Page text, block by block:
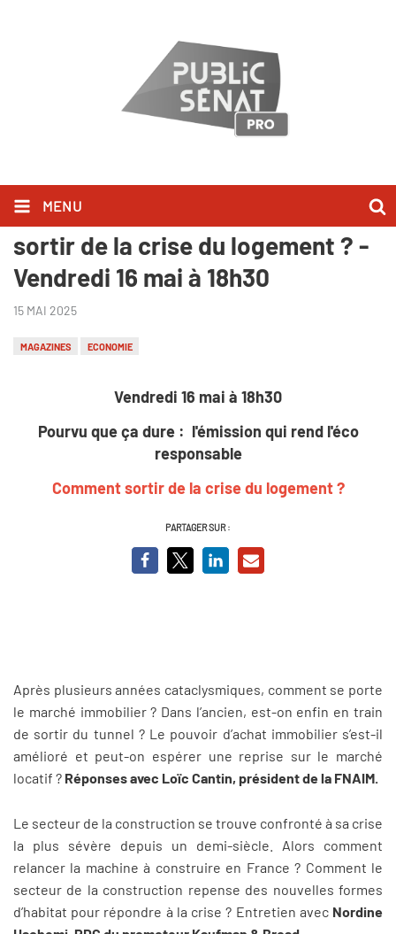
MENU
Pourvu que ça dure : Comment
sortir de la crise du logement ? -
Vendredi 16 mai à 18h30
15 MAI 2025
MAGAZINES ECONOMIE
Vendredi 16 mai à 18h30
Pourvu que ça dure : l'émission qui rend l'éco
responsable
Comment sortir de la crise du logement ?
PARTAGER SUR :
Après plusieurs années cataclysmiques, comment se porte
le marché immobilier ? Dans l’ancien, est-on enfin en train
de sortir du tunnel ? Le pouvoir d’achat immobilier s’est-il
amélioré et peut-on espérer une reprise sur le marché
locatif ? Réponses avec Loïc Cantin, président de la FNAIM.
Le secteur de la construction se trouve confronté à sa crise
la plus sévère depuis un demi-siècle. Alors comment
relancer la machine à construire en France ? Comment le
secteur de la construction repense des nouvelles formes
d’habitat pour répondre à la crise ? Entretien avec Nordine